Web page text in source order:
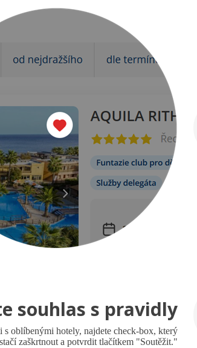
souhlas s pravidly
oblíbenými hotely, najdete check-box, který
stačí zaškrtnout a potvrdit tlačítkem "Soutěžit."